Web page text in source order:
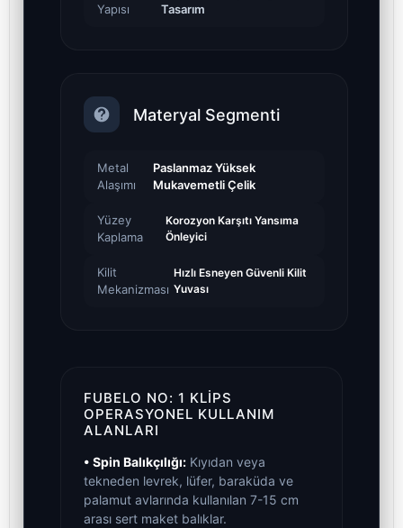
Yapısı
Tasarım
Materyal Segmenti
Metal
Alaşımı
Paslanmaz Yüksek
Mukavemetli Çelik
Yüzey
Kaplama
Korozyon Karşıtı Yansıma
Önleyici
Kilit
Mekanizması
Hızlı Esneyen Güvenli Kilit
Yuvası
FUBELO NO: 1 KLIPS
OPERASYONEL KULLANIM
ALANLARI
• Spin Balıkçılığı: Kıyıdan veya
tekneden levrek, lüfer, baraküda ve
palamut avlarında kullanılan 7-15 cm
arası sert maket balıklar.